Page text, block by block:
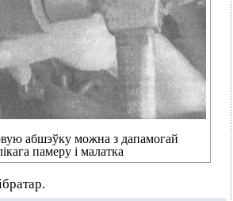
абшэўку можна з дапамогай
памеру і малатка